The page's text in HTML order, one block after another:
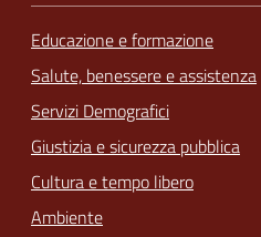
Educazione e formazione
Salute, benessere e assistenza
Servizi Demografici
Giustizia e sicurezza pubblica
Cultura e tempo libero
Ambiente